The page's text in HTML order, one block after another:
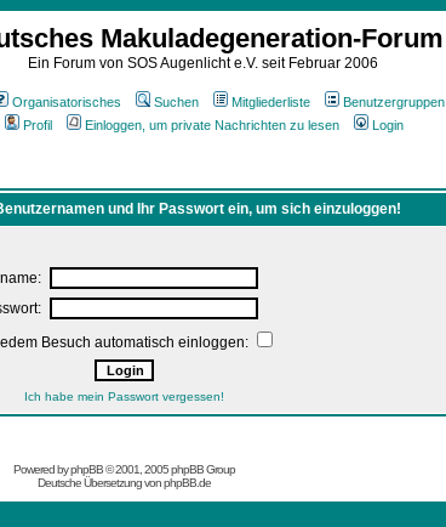
Makuladegeneration-Forum
Ein Forum von SOS Augenlicht e.V. seit Februar 2006
Organisatorisches Suchen Mitgliederliste Benutzergruppen
Profil
Einloggen, um private Nachrichten zu lesen Login
und Ihr Passwort ein, um sich einzuloggen!
Besuch automatisch einloggen:
Ich habe mein Passwort vergessen!
Powered byphpBB© 2001, 2005 phpBB Group
Deutsche Übersetzung vonphpBB.de